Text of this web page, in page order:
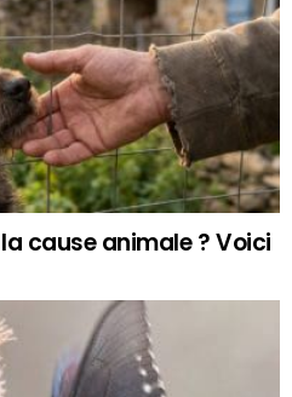
cause animale ? Voici